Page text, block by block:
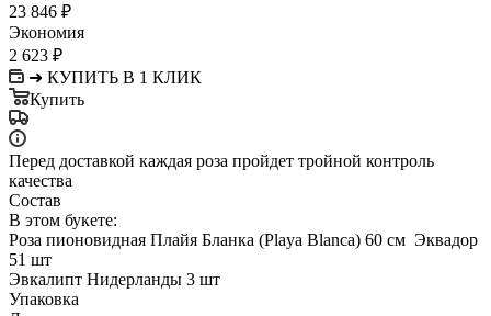
23 846 ₽
Экономия
2 623 ₽
➜ КУПИТЬ В 1 КЛИК
Купить
Перед доставкой каждая роза пройдет тройной контроль
качества
Состав
В этом букете:
Роза пионовидная Плайя Бланка (Playa Blanca) 60 см Эквадор
51 шт
Эвкалипт Нидерланды 3 шт
Упаковка